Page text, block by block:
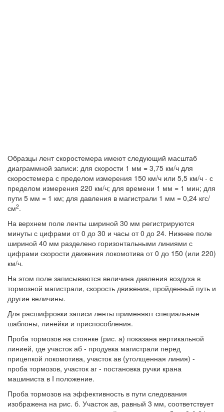
Образцы лент скоростемера имеют следующий масштаб
диаграммной записи: для скорости 1 мм = 3,75 км/ч для
скоростемера с пределом измерения 150 км/ч или 5,5 км/ч - с
пределом измерения 220 км/ч; для времени 1 мм = 1 мин; для
пути 5 мм = 1 км; для давления в магистрали 1 мм = 0,24 кгс/
см2.
На верхнем поле ленты шириной 30 мм регистрируются
минуты с цифрами от 0 до 30 и часы от 0 до 24. Нижнее поле
шириной 40 мм разделено горизонтальными линиями с
цифрами скорости движения локомотива от 0 до 150 (или 220)
км/ч.
На этом поле записываются величина давления воздуха в
тормозной магистрали, скорость движения, пройденный путь и
другие величины.
Для расшифровки записи ленты применяют специальные
шаблоны, линейки и приспособления.
Проба тормозов на стоянке (рис. а) показана вертикальной
линией, где участок аб - продувка магистрали перед
прицепкой локомотива, участок ав (утолщенная линия) -
проба тормозов, участок аг - постановка ручки крана
машиниста в I положение.
Проба тормозов на эффективность в пути следования
изображена на рис. б. Участок ав, равный 3 мм, соответствует